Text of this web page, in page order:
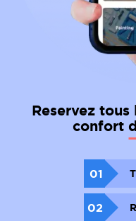
Reservez
confort
01
02